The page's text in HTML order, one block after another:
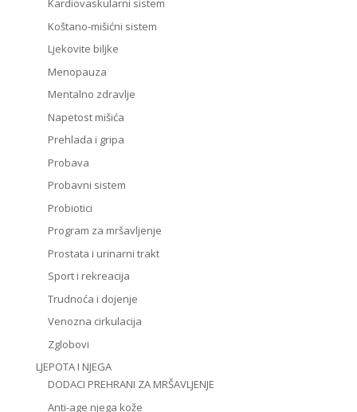
Kardiovaskularni sistem
Koštano-mišićni sistem
Ljekovite biljke
Menopauza
Mentalno zdravlje
Napetost mišića
Prehlada i gripa
Probava
Probavni sistem
Probiotici
Program za mršavljenje
Prostata i urinarni trakt
Sport i rekreacija
Trudnoća i dojenje
Venozna cirkulacija
Zglobovi
LJEPOTA I NJEGA
DODACI PREHRANI ZA MRŠAVLJENJE
Anti-age njega kože